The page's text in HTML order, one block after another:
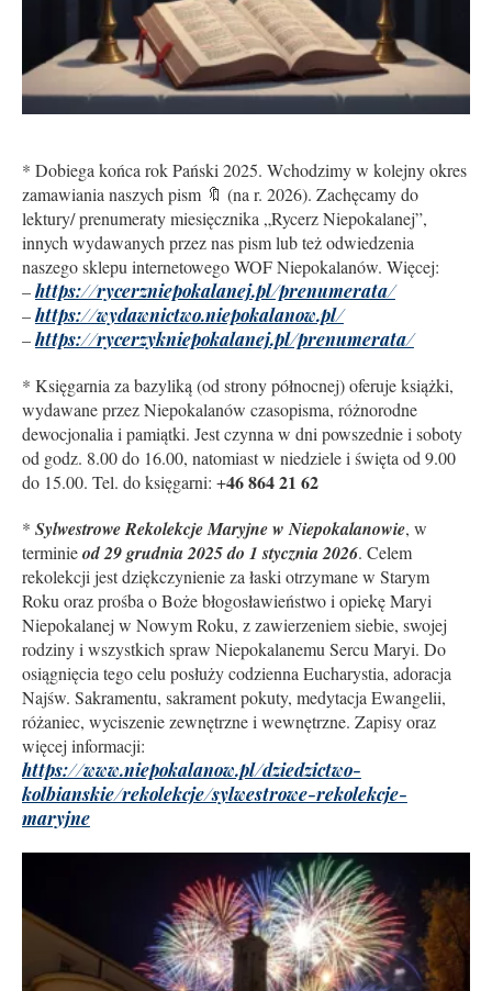
* Dobiega końca rok Pański 2025. Wchodzimy w kolejny okres
zamawiania naszych pism 🔖 (na r. 2026). Zachęcamy do
lektury/ prenumeraty miesięcznika „Rycerz Niepokalanej”,
innych wydawanych przez nas pism lub też odwiedzenia
naszego sklepu internetowego WOF Niepokalanów. Więcej:
–https://rycerzniepokalanej.pl/prenumerata/
–https://wydawnictwo.niepokalanow.pl/
–https://rycerzykniepokalanej.pl/prenumerata/
* Księgarnia za bazyliką (od strony północnej) oferuje książki,
wydawane przez Niepokalanów czasopisma, różnorodne
dewocjonalia i pamiątki. Jest czynna w dni powszednie i soboty
od godz. 8.00 do 16.00, natomiast w niedziele i święta od 9.00
do 15.00. Tel. do księgarni: +46 864 21 62
* Sylwestrowe Rekolekcje Maryjne w Niepokalanowie, w
terminieod 29 grudnia 2025 do 1 stycznia 2026. Celem
rekolekcji jest dziękczynienie za łaski otrzymane w Starym
Roku oraz prośba o Boże błogosławieństwo i opiekę Maryi
Niepokalanej w Nowym Roku, z zawierzeniem siebie, swojej
rodziny i wszystkich spraw Niepokalanemu Sercu Maryi. Do
osiągnięcia tego celu posłuży codzienna Eucharystia, adoracja
Najśw. Sakramentu, sakrament pokuty, medytacja Ewangelii,
różaniec, wyciszenie zewnętrzne i wewnętrzne. Zapisy oraz
więcej informacji:
https://www.niepokalanow.pl/dziedzictwo-
kolbianskie/rekolekcje/sylwestrowe-rekolekcje-
maryjne